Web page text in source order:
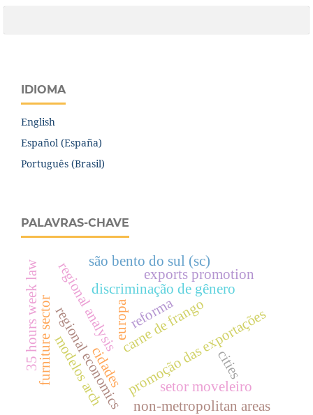
IDIOMA
English
Español (España)
Português (Brasil)
PALAVRAS-CHAVE
discriminação de gênero
promoção das exportações
regional economics
regional analysiscarne de frango
exports promotion
furniture sector
são bento do sul (sc)
non-metropolitan areas
setor moveleiro
cidades cities
35 hours week law modelos arch
europareforma